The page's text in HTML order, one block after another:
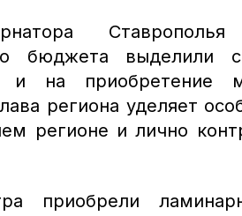
Ставрополья
бюджета выделили
на приобретение
региона уделяет
регионе и лично
приобрели